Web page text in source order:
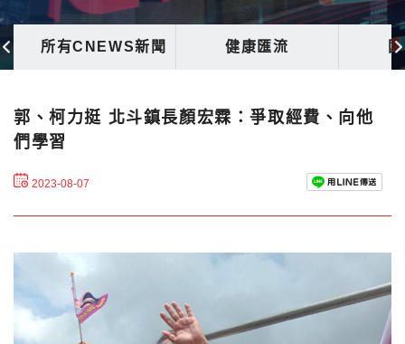
所有CNEWS新聞 健康匯流
郭、柯力挺 北斗鎮長顏宏霖：爭取經費、向他
們學習
2023-08-07